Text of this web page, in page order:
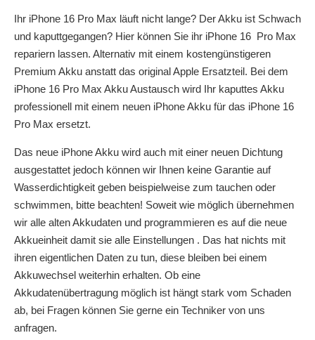
Ihr iPhone 16 Pro Max läuft nicht lange? Der Akku ist Schwach
und kaputtgegangen? Hier können Sie ihr iPhone 16 Pro Max
repariern lassen. Alternativ mit einem kostengünstigeren
Premium Akku anstatt das original Apple Ersatzteil. Bei dem
iPhone 16 Pro Max Akku Austausch wird Ihr kaputtes Akku
professionell mit einem neuen iPhone Akku für das iPhone 16
Pro Max ersetzt.
Das neue iPhone Akku wird auch mit einer neuen Dichtung
ausgestattet jedoch können wir Ihnen keine Garantie auf
Wasserdichtigkeit geben beispielweise zum tauchen oder
schwimmen, bitte beachten! Soweit wie möglich übernehmen
wir alle alten Akkudaten und programmieren es auf die neue
Akkueinheit damit sie alle Einstellungen . Das hat nichts mit
ihren eigentlichen Daten zu tun, diese bleiben bei einem
Akkuwechsel weiterhin erhalten. Ob eine
Akkudatenübertragung möglich ist hängt stark vom Schaden
ab, bei Fragen können Sie gerne ein Techniker von uns
anfragen.